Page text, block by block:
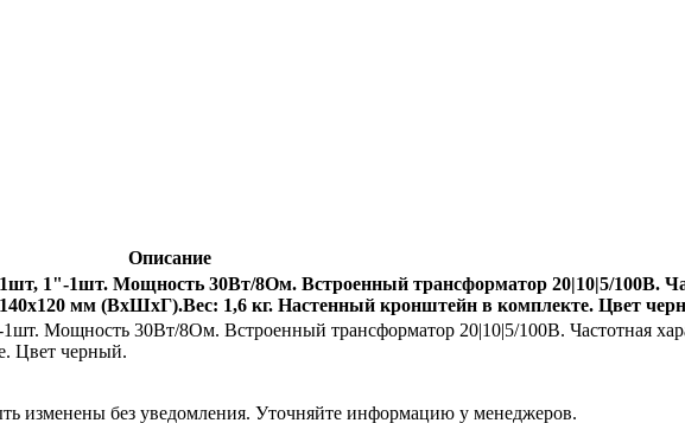
Описание
1"-1шт. Мощность 30Вт/8Ом. Встроенный трансформатор 20|10|5/100В.
мм (ВхШхГ).Вес: 1,6 кг. Настенный кронштейн в комплекте. Цвет
Мощность 30Вт/8Ом. Встроенный трансформатор 20|10|5/100В. Частотная
Цвет черный.
изменены без уведомления. Уточняйте информацию у менеджеров.